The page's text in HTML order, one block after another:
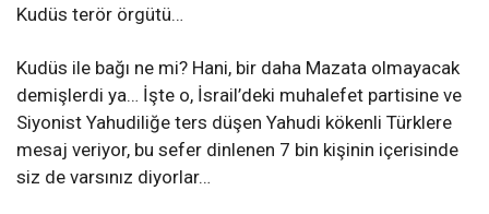
Kudüs terör örgütü…
Kudüs ile bağı ne mi? Hani, bir daha Mazata olmayacak
demişlerdi ya… İşte o, İsrail’deki muhalefet partisine ve
Siyonist Yahudiliğe ters düşen Yahudi kökenli Türklere
mesaj veriyor, bu sefer dinlenen 7 bin kişinin içerisinde
siz de varsınız diyorlar…